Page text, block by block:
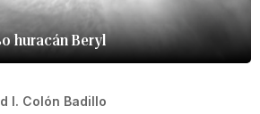
huracán Beryl
I. Colón Badillo